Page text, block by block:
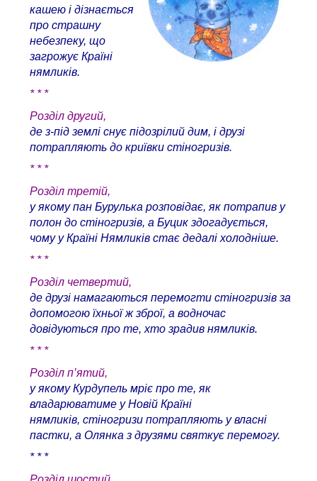
кашею і дізнається
про страшну
небезпеку, що
загрожує Країні
нямликів.
* * *
Розділ другий,
де з-під землі снує підозрілий дим, і друзі
потрапляють до криївки стіногризів.
* * *
Розділ третій,
у якому пан Бурулька розповідає, як потрапив у
полон до стіногризів, а Буцик здогадується,
чому у Країні Нямликів стає дедалі холодніше.
* * *
Розділ четвертий,
де друзі намагаються перемогти стіногризів за
допомогою їхньої ж зброї, а водночас
довідуються про те, хто зрадив нямликів.
* * *
Розділ п’ятий,
у якому Курдупель мріє про те, як
владарюватиме у Новій Країні
нямликів, стіногризи потрапляють у власні
пастки, а Олянка з друзями святкує перемогу.
* * *